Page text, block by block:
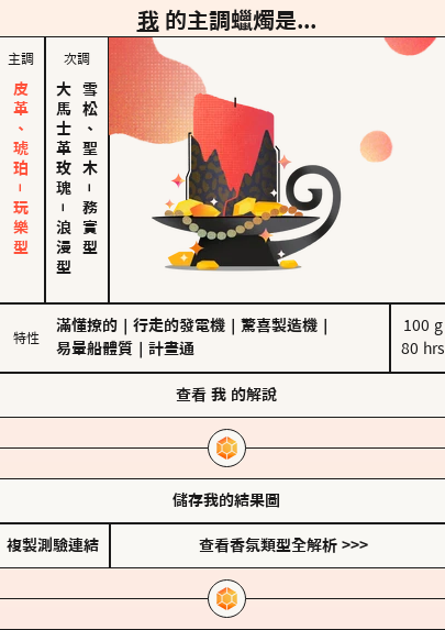
我 的主調蠟燭是...
主調
皮革、琥珀－玩樂型
次調
大馬士革玫瑰
－
浪漫型
雪松、聖木
－
務實型
特性
滿懂撩的 行走的發電機 驚喜製造機
易暈船體質
計畫通
100 g
80 hrs
查看 我 的解說
儲存我的結果圖
複製測驗連結 查看香氛類型全解析 >>>